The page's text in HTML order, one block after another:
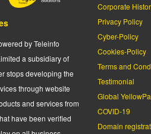
by Teleinfo
a subsidiary of
stops developing the
through website
and services from
have been verified
Corporate
Privacy Policy
Cyber-Policy
Cookies-Policy
Terms and
Testimonial
Global
COVID-19
Domain